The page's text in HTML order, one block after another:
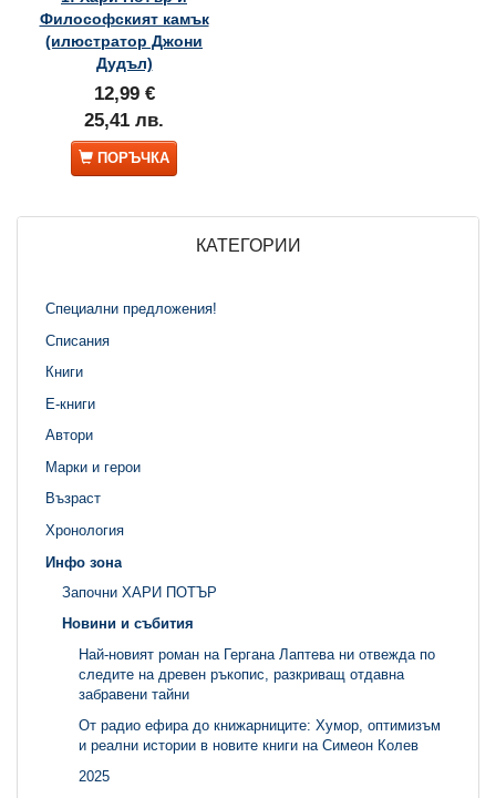
Философският камък
(илюстратор Джони
Дудъл)
12,99 €
25,41 лв.
ПОРЪЧКА
КАТЕГОРИИ
Специални предложения!
Списания
Книги
Е-книги
Автори
Марки и герои
Възраст
Хронология
Инфо зона
Започни ХАРИ ПОТЪР
Новини и събития
Най-новият роман на Гергана Лаптева ни отвежда по
следите на древен ръкопис, разкриващ отдавна
забравени тайни
От радио ефира до книжарниците: Хумор, оптимизъм
и реални истории в новите книги на Симеон Колев
2025